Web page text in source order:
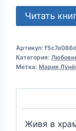
Читать
Артикул:
Категория:
Метка: Мария
Живя в